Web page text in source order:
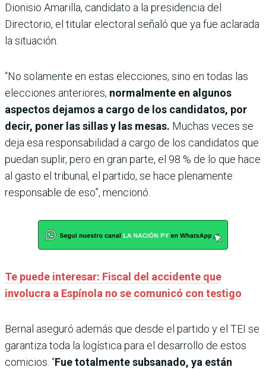
Dionisio Amarilla, candidato a la presidencia del
Directorio, el titular electoral señaló que ya fue aclarada
la situación.
“No solamente en estas elecciones, sino en todas las
elecciones anteriores, normalmente en algunos
aspectos dejamos a cargo de los candidatos, por
decir, poner las sillas y las mesas. Muchas veces se
deja esa responsabilidad a cargo de los candidatos que
puedan suplir, pero en gran parte, el 98 % de lo que hace
al gasto el tribunal, el partido, se hace plenamente
responsable de eso”, mencionó.
Te puede interesar: Fiscal del accidente que
involucra a Espínola no se comunicó con testigo
Bernal aseguró además que desde el partido y el TEI se
garantiza toda la logística para el desarrollo de estos
comicios. “Fue totalmente subsanado, ya están